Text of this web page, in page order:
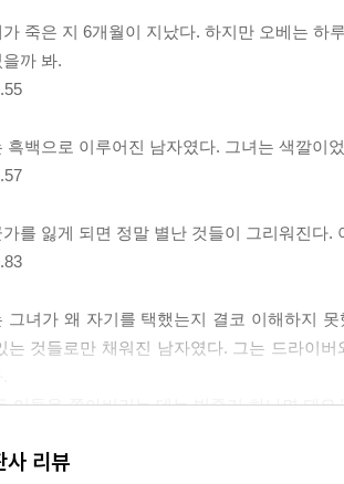
설이 시종일관 유발하는 유쾌한 웃음과 마
한다. 유료주차장에서 주차요금을 받는다는
의 포인트가 죄다 과거에 비해 현재의 세
터라면 웃음이 발생하는 양상은 완전히
이웃들은 마땅히 불행하다. 이 모든 소동에
없다. 신기한 것은 그렇게 웃는 와중에 점
모든 것에 까칠한 이 남자도 존중하는 것이
옆 사람에게 오베의 매력에 대해 말하게 된
를 뒤집은) ‘OVE’스러운 감동이다.
가 죽은 지 6개월이 지났다. 하지만 오베는 하
을까 봐.
흑백으로 이루어진 남자였다. 그녀는 색깔이
가를 잃게 되면 정말 별난 것들이 그리워진다
그녀가 왜 자기를 택했는지 결코 이해하지
는 것들로만 채워진 남자였다. 그는 드라이
어둠을 쫓아버리는 데는 빛줄기 하나면 돼
사 리뷰